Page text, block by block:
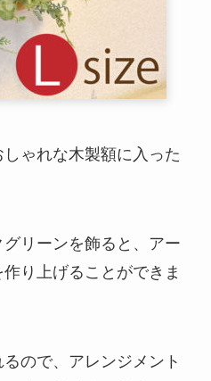
ゃれな木製額に入った
リーンを飾ると、アー
り上げることができま
ので、アレンジメント